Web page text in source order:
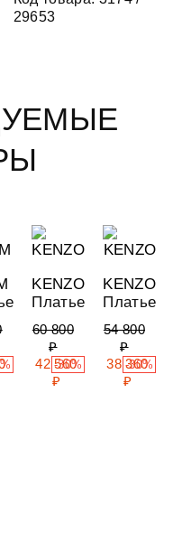
29653
KENZO
Платье
60 800
₽
42 560
₽
-30%
KENZO
Платье
54 800
₽
38 360
₽
-30%